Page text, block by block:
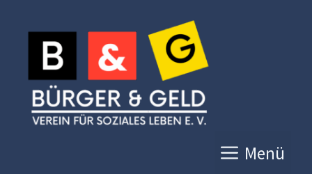
Inhalt
springen
Menü